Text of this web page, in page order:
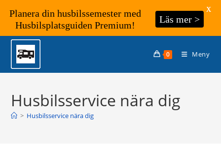
Hoppa
innehållet
0 Meny
Husbilsservice nära dig
> Husbilsservice nära dig
Planera din husbilssemester med
Husbilsplatsguiden Premium!
Läs mer >
X